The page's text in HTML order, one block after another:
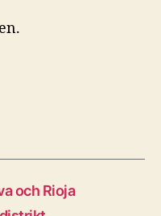
och Rioja